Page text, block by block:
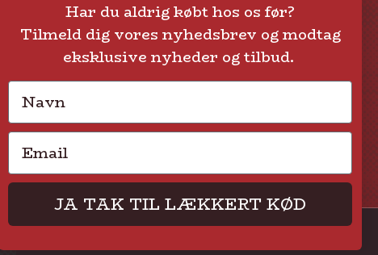
Har du aldrig købt hos os før?
Tilmeld dig vores nyhedsbrev og modtag
eksklusive nyheder og tilbud.
Navn
Email
JA TAK TIL LÆKKERT KØD